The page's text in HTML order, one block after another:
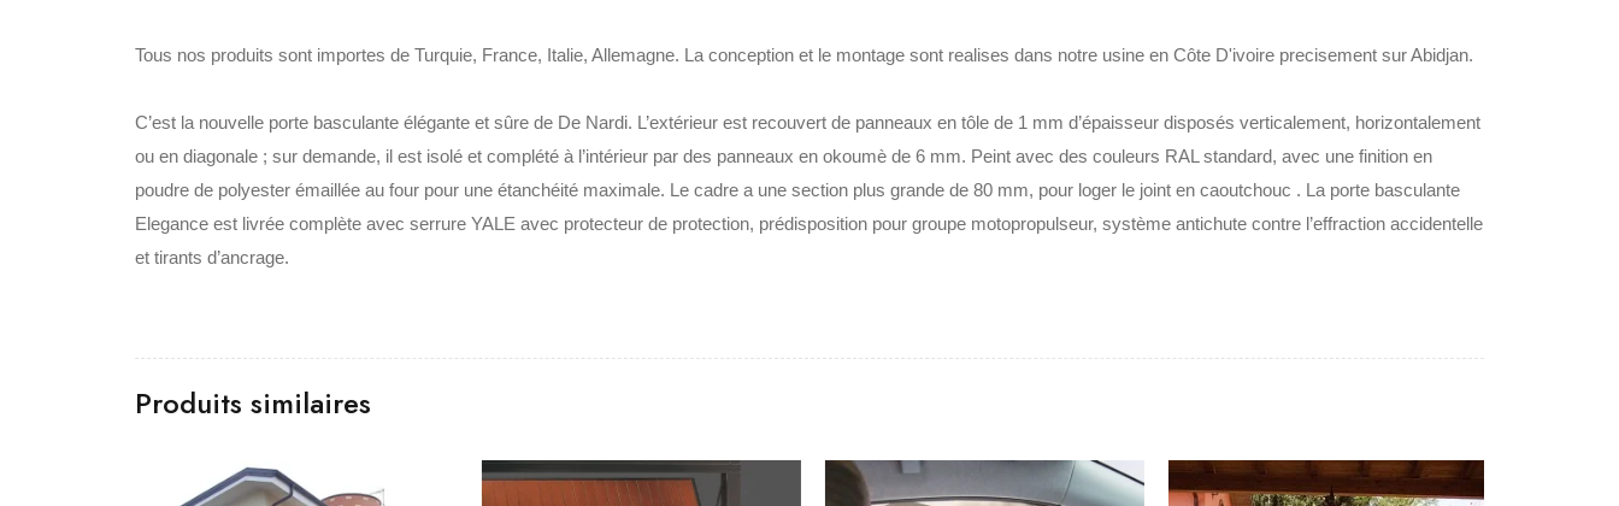
Tous nos produits sont importes de Turquie, France, Italie, Allemagne. La conception et le montage sont realises dans notre usine en Côte D'ivoire precisement sur Abidjan.
C’est la nouvelle porte basculante élégante et sûre de De Nardi.‎ L’extérieur est recouvert de panneaux en tôle de 1 mm d’épaisseur disposés verticalement, horizontalement
ou en diagonale ; sur demande, il est isolé et complété à l’intérieur par des panneaux en okoumè de 6 mm.‎ Peint avec des couleurs RAL standard, avec une finition en
poudre de polyester émaillée au four pour une étanchéité maximale.‎ Le cadre a une section plus grande de 80 mm, pour loger le joint en caoutchouc .‎ La porte basculante
Elegance est livrée complète avec serrure YALE avec protecteur de protection, prédisposition pour groupe motopropulseur, système antichute contre l’effraction accidentelle
et tirants d’ancrage.‎
Produits similaires